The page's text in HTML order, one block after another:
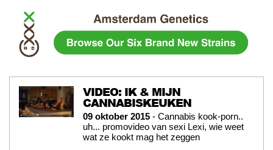
VIDEO: IK & MIJN
CANNABISKEUKEN
09 oktober 2015 - Cannabis kook-porn..
uh... promovideo van sexi Lexi, wie weet
wat ze kookt mag het zeggen